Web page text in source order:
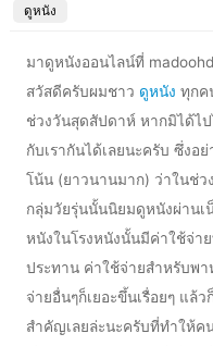
ดูหนัง
มาดูหนังออนไลน์ที่
สวัสดีครับผมชาว ดูหนัง ทุกค
ช่วงวันสุดสัปดาห์ หากมิได้ไ
กับเรากันได้เลยนะครับ ซึ่งอ
โน้น (ยาวนานมาก) ว่าในช่ว
กลุ่มวัยรุ่นนั้นนิยมดูหนังผ่านเ
หนังในโรงหนังนั้นมีค่าใช้จ่า
ประทาน ค่าใช้จ่ายสำหรับพ
จ่ายอื่นๆก็เยอะขึ้นเรื่อยๆ แล้
สำคัญเลยล่ะนะครับที่ทำให้ค